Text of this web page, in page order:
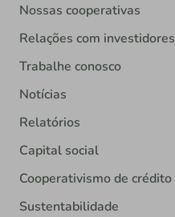
Nossas cooperativas
Relações com investidores
Trabalhe conosco
Notícias
Relatórios
Capital social
Cooperativismo de crédito
Sustentabilidade